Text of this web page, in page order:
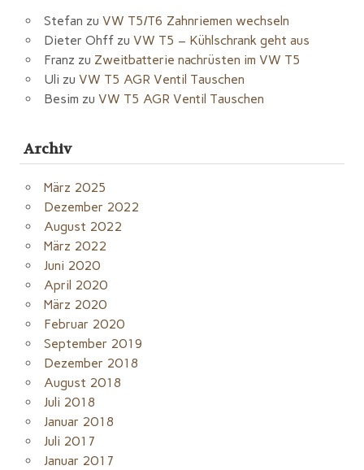
Stefan zu VW T5/T6 Zahnriemen wechseln
Dieter Ohff zu VW T5 – Kühlschrank geht aus
Franz zu Zweitbatterie nachrüsten im VW T5
Uli zu VW T5 AGR Ventil Tauschen
Besim zu VW T5 AGR Ventil Tauschen
Archiv
März 2025
Dezember 2022
August 2022
März 2022
Juni 2020
April 2020
März 2020
Februar 2020
September 2019
Dezember 2018
August 2018
Juli 2018
Januar 2018
Juli 2017
Januar 2017